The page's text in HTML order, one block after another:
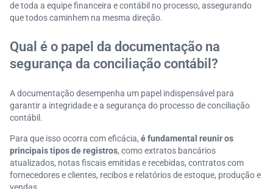
de toda a equipe financeira e contábil no processo, assegurando
que todos caminhem na mesma direção.
Qual é o papel da documentação na
segurança da conciliação contábil?
A documentação desempenha um papel indispensável para
garantir a integridade e a segurança do processo de conciliação
contábil.
Para que isso ocorra com eficácia, é fundamental reunir os
principais tipos de registros, como extratos bancários
atualizados, notas fiscais emitidas e recebidas, contratos com
fornecedores e clientes, recibos e relatórios de estoque, produção e